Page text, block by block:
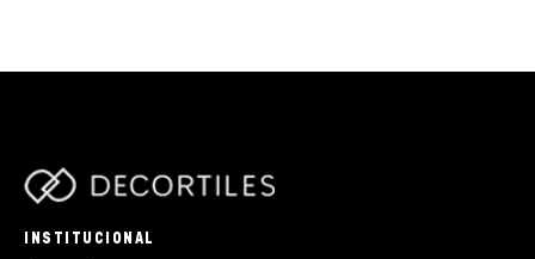
INSTITUCIONAL